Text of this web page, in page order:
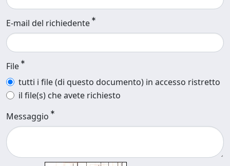
E-mail del richiedente
File
tutti i file (di questo documento) in accesso ristretto
il file(s) che avete richiesto
Messaggio